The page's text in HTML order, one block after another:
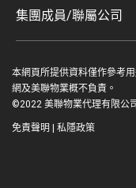
豪宅分行
查詢熱線
聯絡我們
繳款方式
豪宅資訊
美善會
集團成員/聯屬公司
鋑聯控股*
美聯工商舖*
本網頁所提供資料僅作參考
網及美聯物業概不負責。
©2022 美聯物業代理有限公
免責聲明 私隱政策